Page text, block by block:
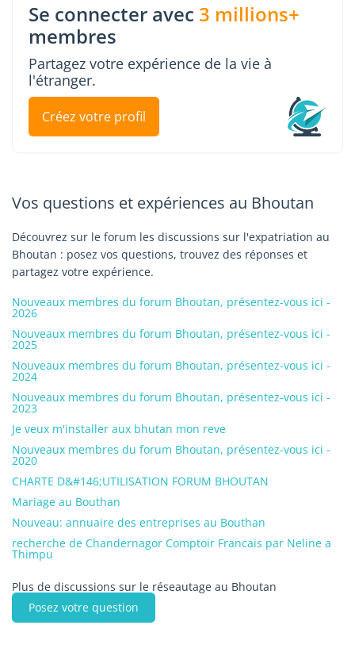
Se connecter avec 3 millions+
membres
Partagez votre expérience de la vie à
l'étranger.
Créez votre profil
Vos questions et expériences au Bhoutan
Découvrez sur le forum les discussions sur l'expatriation au
Bhoutan : posez vos questions, trouvez des réponses et
partagez votre expérience.
Nouveaux membres du forum Bhoutan, présentez-vous ici -
2026
Nouveaux membres du forum Bhoutan, présentez-vous ici -
2025
Nouveaux membres du forum Bhoutan, présentez-vous ici -
2024
Nouveaux membres du forum Bhoutan, présentez-vous ici -
2023
Je veux m'installer aux bhutan mon reve
Nouveaux membres du forum Bhoutan, présentez-vous ici -
2020
CHARTE D&#146;UTILISATION FORUM BHOUTAN
Mariage au Bouthan
Nouveau: annuaire des entreprises au Bouthan
recherche de Chandernagor Comptoir Francais par Neline a
Thimpu
Plus de discussions sur le réseautage au Bhoutan
Posez votre question